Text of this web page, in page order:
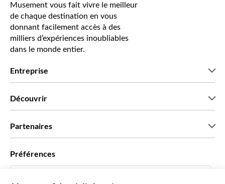
Musement vous fait vivre le meilleur
de chaque destination en vous
donnant facilement accès à des
milliers d’expériences inoubliables
dans le monde entier.
Entreprise
Découvrir
Partenaires
Préférences
Français